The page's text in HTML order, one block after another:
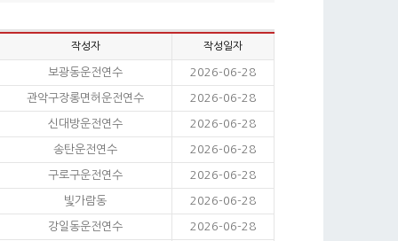
작성자 작성일자
보광동운전연수 2026-06-28
관악구장롱면허운전연수 2026-06-28
신대방운전연수 2026-06-28
송탄운전연수 2026-06-28
구로구운전연수 2026-06-28
빛가람동 2026-06-28
강일동운전연수 2026-06-28